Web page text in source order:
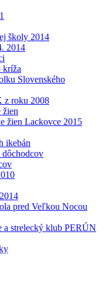
školy 2014
2014
kríža
Slovenského
z roku 2008
žien
žien Lackovce 2015
ikebán
dôchodcov
pred Veľkou Nocou
strelecký klub PERÚN